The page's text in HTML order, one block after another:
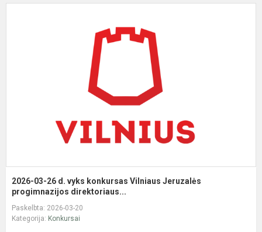
2026-03-26 d. vyks konkursas Vilniaus Jeruzalės
progimnazijos direktoriaus...
Paskelbta: 2026-03-20
Kategorija: Konkursai